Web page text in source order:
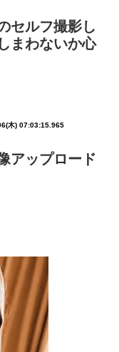
セルフ撮影し
まわないか心
木) 07:03:15.965
アップロード